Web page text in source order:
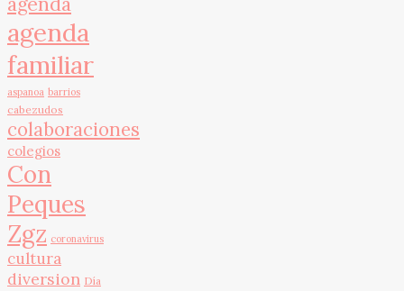
agenda
familiar
aspanoa barrios
cabezudos
colaboraciones
colegios
Con
Peques
Zgz coronavirus
cultura
diversion Día